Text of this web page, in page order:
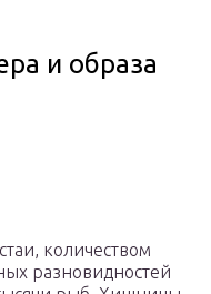
и образа
количеством
разновидностей